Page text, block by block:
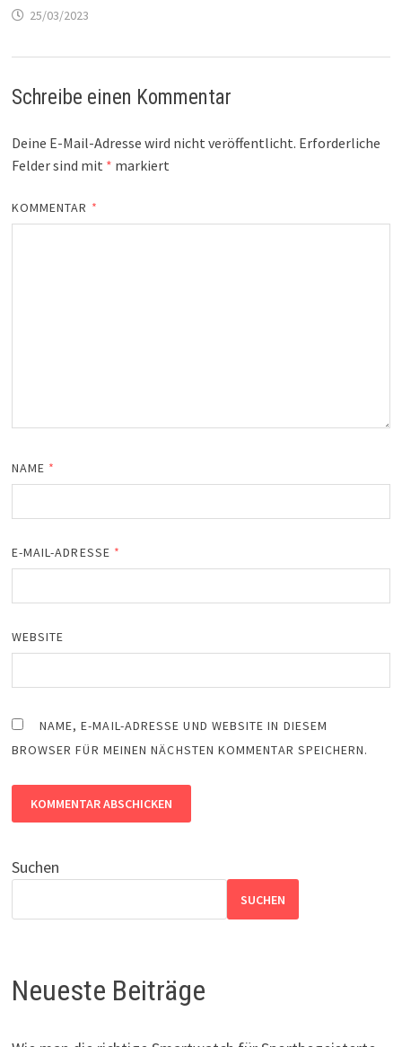
25/03/2023
Schreibe einen Kommentar
Deine E-Mail-Adresse wird nicht veröffentlicht. Erforderliche
Felder sind mit * markiert
KOMMENTAR *
NAME *
E-MAIL-ADRESSE *
WEBSITE
NAME, E-MAIL-ADRESSE UND WEBSITE IN DIESEM
BROWSER FÜR MEINEN NÄCHSTEN KOMMENTAR SPEICHERN.
Suchen
SUCHEN
Neueste Beiträge